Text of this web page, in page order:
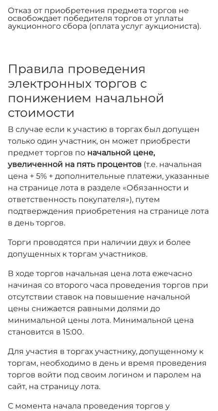
Отказ от приобретения предмета торгов не
освобождает победителя торгов от уплаты
аукционного сбора (оплата услуг аукциониста).
Правила проведения
электронных торгов с
понижением начальной
стоимости
В случае если к участию в торгах был допущен
только один участник, он может приобрести
предмет торгов по начальной цене,
увеличенной на пять процентов (т.е. начальная
цена + 5% + дополнительные платежи, указанные
на странице лота в разделе «Обязанности и
ответственность покупателя»), путем
подтверждения приобретения на странице лота
в день торгов.
Торги проводятся при наличии двух и более
допущенных к торгам участников.
В ходе торгов начальная цена лота ежечасно
начиная со второго часа проведения торгов при
отсутствии ставок на повышение начальной
цены снижается равными долями до
минимальной цены лота. Минимальной цена
становится в 15:00.
Для участия в торгах участнику, допущенному к
торгам, необходимо в день и время проведения
торгов войти под своим логином и паролем на
сайт, на страницу лота.
С момента начала проведения торгов у